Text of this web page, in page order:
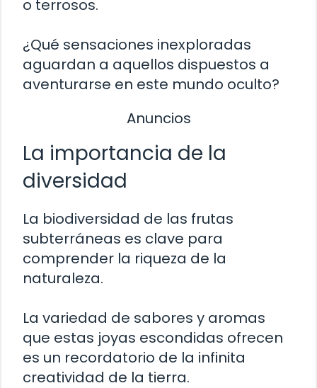
o terrosos.
¿Qué sensaciones inexploradas
aguardan a aquellos dispuestos a
aventurarse en este mundo oculto?
Anuncios
La importancia de la
diversidad
La biodiversidad de las frutas
subterráneas es clave para
comprender la riqueza de la
naturaleza.
La variedad de sabores y aromas
que estas joyas escondidas ofrecen
es un recordatorio de la infinita
creatividad de la tierra.